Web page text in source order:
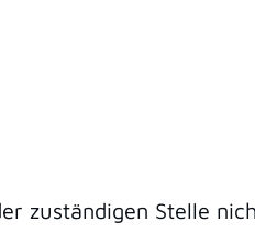
zuständigen Stelle